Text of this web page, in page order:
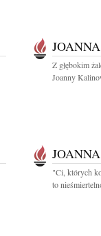
Z głębokim
Joanny
"Ci, których
to